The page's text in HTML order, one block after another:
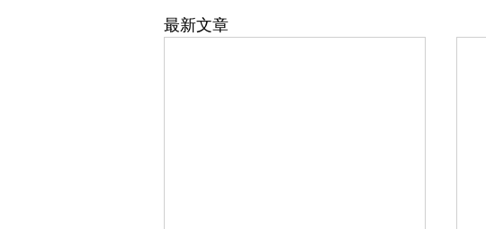
最新文章